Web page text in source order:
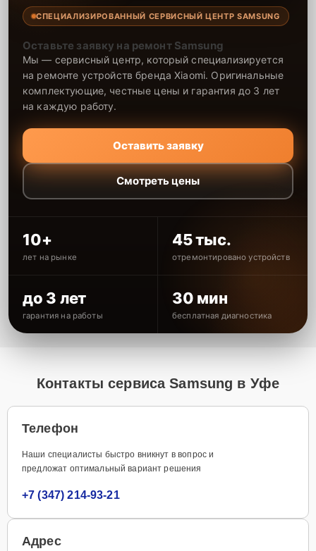
СПЕЦИАЛИЗИРОВАННЫЙ СЕРВИСНЫЙ ЦЕНТР SAMSUNG
Оставьте заявку на ремонт Samsung
Мы — сервисный центр, который специализируется
на ремонте устройств бренда Xiaomi. Оригинальные
комплектующие, честные цены и гарантия до 3 лет
на каждую работу.
Оставить заявку
Смотреть цены
10+
лет на рынке
45 тыс.
отремонтировано устройств
до 3 лет
гарантия на работы
30 мин
бесплатная диагностика
Контакты сервиса Samsung в Уфе
Телефон
Наши специалисты быстро вникнут в вопрос и
предложат оптимальный вариант решения
+7 (347) 214-93-21
Адрес